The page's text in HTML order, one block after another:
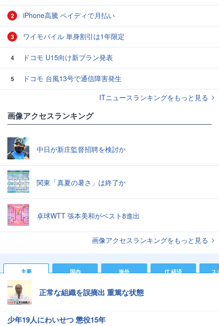
2 iPhone高騰 ペイディで月払い
3 ワイモバイル 単身割引は1年限定
4 ドコモ U15向け新プラン発表
5
ドコモ 台風13号で通信障害発生
ITニュースランキングをもっと見る
画像アクセスランキング
中日が新庄監督招聘を検討か
関東「真夏の暑さ」は終了か
卓球WTT 張本美和がベスト8進出
画像アクセスランキングをもっと見る
主要 国内 海外 IT 経済 ス
正常な組織を誤摘出 重篤な状態
少年19人にわいせつ 懲役15年